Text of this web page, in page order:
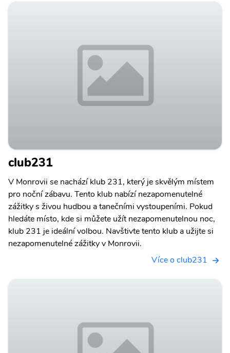
club231
V Monrovii se nachází klub 231, který je skvělým místem
pro noční zábavu. Tento klub nabízí nezapomenutelné
zážitky s živou hudbou a tanečními vystoupeními. Pokud
hledáte místo, kde si můžete užít nezapomenutelnou noc,
klub 231 je ideální volbou. Navštivte tento klub a užijte si
nezapomenutelné zážitky v Monrovii.
Více o club231